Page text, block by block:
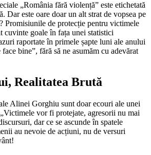
„România fără violență” este etichetată
Dar este oare doar un alt strat de vopsea pe
Promisiunile de protecție pentru victimele
cuvinte goale în fața unei statistici
raportate în primele șapte luni ale anului
bine”, fără să ne asumăm cu adevărat
Realitatea Brută
Alinei Gorghiu sunt doar ecouri ale unei
vor fi protejate, agresorii nu mai
dar ce se ascunde în spatele
au nevoie de acțiuni, nu de versuri